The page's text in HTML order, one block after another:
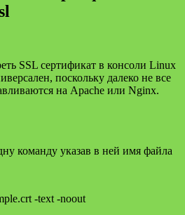
SSL сертификат в консоли Linux
поскольку далеко не все
на Apache или Nginx.
команду указав в ней имя файла
-text -noout